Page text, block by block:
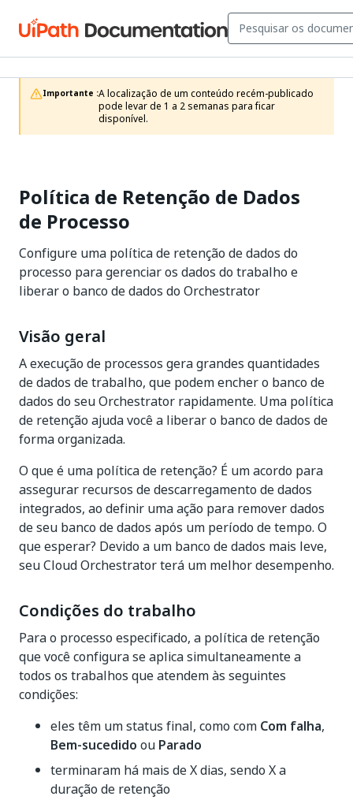
Importante :A localização de um conteúdo recém-publicado
pode levar de 1 a 2 semanas para ficar
disponível.
Política de Retenção de Dados
de Processo
Configure uma política de retenção de dados do
processo para gerenciar os dados do trabalho e
liberar o banco de dados do Orchestrator
Visão geral
A execução de processos gera grandes quantidades
de dados de trabalho, que podem encher o banco de
dados do seu Orchestrator rapidamente. Uma política
de retenção ajuda você a liberar o banco de dados de
forma organizada.
O que é uma política de retenção? É um acordo para
assegurar recursos de descarregamento de dados
integrados, ao definir uma ação para remover dados
de seu banco de dados após um período de tempo. O
que esperar? Devido a um banco de dados mais leve,
seu Cloud Orchestrator terá um melhor desempenho.
Condições do trabalho
Para o processo especificado, a política de retenção
que você configura se aplica simultaneamente a
todos os trabalhos que atendem às seguintes
condições:
eles têm um status final, como com Com falha,
Bem-sucedido ou Parado
terminaram há mais de X dias, sendo X a
duração de retenção